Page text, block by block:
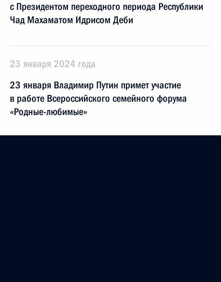
с Президентом переходного периода Республики
Чад Махаматом Идрисом Деби
23 января 2024 года
23 января Владимир Путин примет участие
в работе Всероссийского семейного форума
«Родные-любимые»